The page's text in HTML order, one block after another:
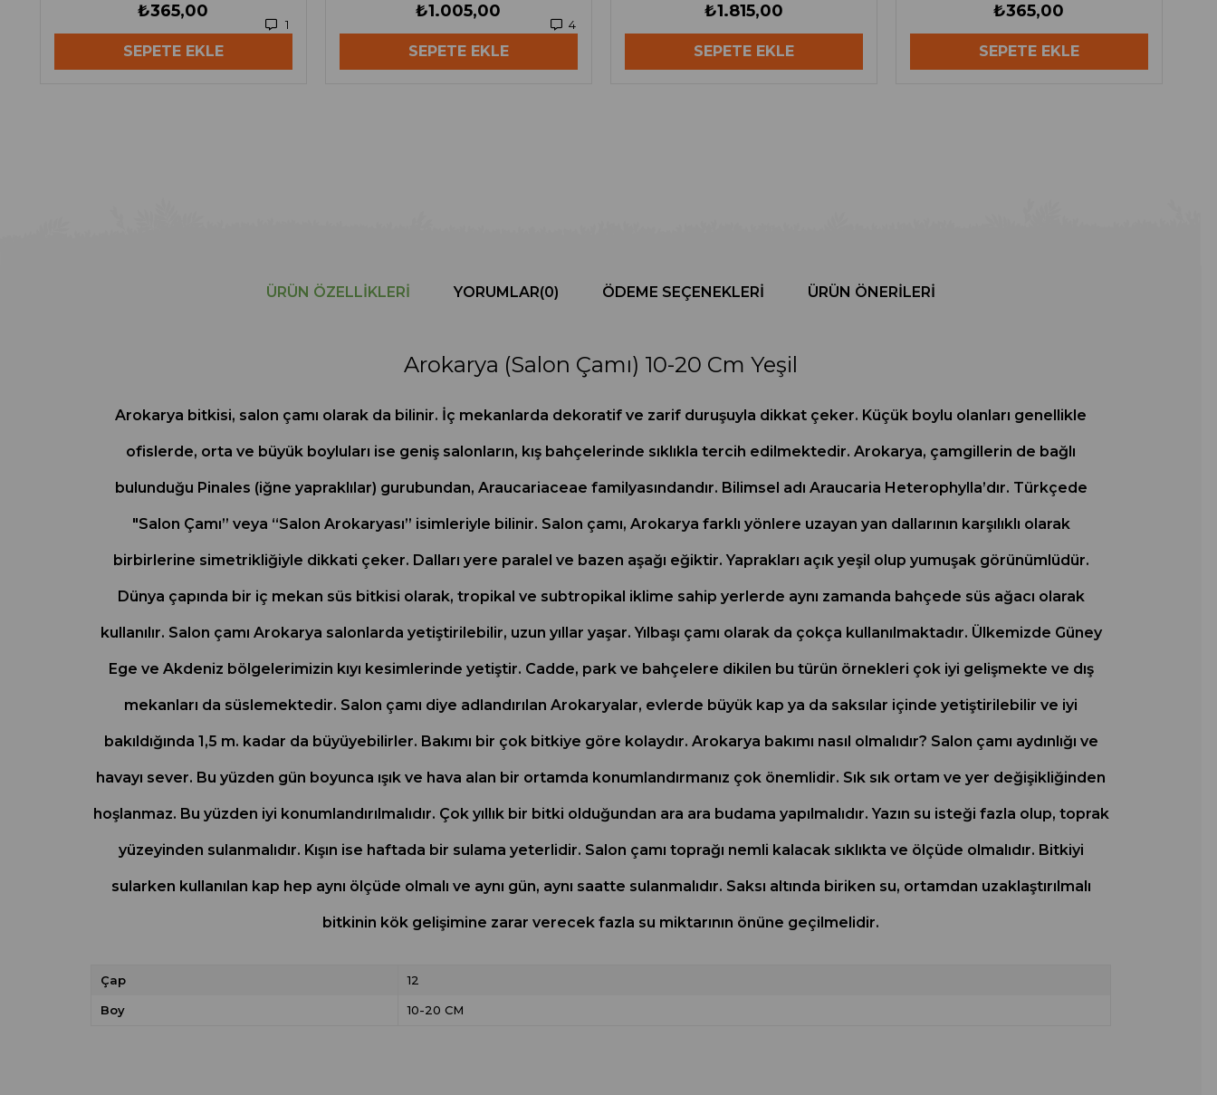
1
₺365,00
SEPETE EKLE
4
₺1.005,00
SEPETE EKLE
₺1.815,00
SEPETE EKLE
₺365,00
SEPETE EKLE
ÜRÜN ÖZELLIKLERI YORUMLAR(0) ÖDEME SEÇENEKLERI ÜRÜN ÖNERILERI
Arokarya (Salon Çamı) 10-20 Cm Yeşil
Arokarya bitkisi, salon çamı olarak da bilinir. İç mekanlarda dekoratif ve zarif duruşuyla dikkat çeker. Küçük boylu olanları genellikle
ofislerde, orta ve büyük boyluları ise geniş salonların, kış bahçelerinde sıklıkla tercih edilmektedir. Arokarya, çamgillerin de bağlı
bulunduğu Pinales (iğne yapraklılar) gurubundan, Araucariaceae familyasındandır. Bilimsel adı Araucaria Heterophylla’dır. Türkçede
"Salon Çamı” veya “Salon Arokaryası” isimleriyle bilinir. Salon çamı, Arokarya farklı yönlere uzayan yan dallarının karşılıklı olarak
birbirlerine simetrikliğiyle dikkati çeker. Dalları yere paralel ve bazen aşağı eğiktir. Yaprakları açık yeşil olup yumuşak görünümlüdür.
Dünya çapında bir iç mekan süs bitkisi olarak, tropikal ve subtropikal iklime sahip yerlerde aynı zamanda bahçede süs ağacı olarak
kullanılır. Salon çamı Arokarya salonlarda yetiştirilebilir, uzun yıllar yaşar. Yılbaşı çamı olarak da çokça kullanılmaktadır. Ülkemizde Güney
Ege ve Akdeniz bölgelerimizin kıyı kesimlerinde yetiştir. Cadde, park ve bahçelere dikilen bu türün örnekleri çok iyi gelişmekte ve dış
mekanları da süslemektedir. Salon çamı diye adlandırılan Arokaryalar, evlerde büyük kap ya da saksılar içinde yetiştirilebilir ve iyi
bakıldığında 1,5 m. kadar da büyüyebilirler. Bakımı bir çok bitkiye göre kolaydır. Arokarya bakımı nasıl olmalıdır? Salon çamı aydınlığı ve
havayı sever. Bu yüzden gün boyunca ışık ve hava alan bir ortamda konumlandırmanız çok önemlidir. Sık sık ortam ve yer değişikliğinden
hoşlanmaz. Bu yüzden iyi konumlandırılmalıdır. Çok yıllık bir bitki olduğundan ara ara budama yapılmalıdır. Yazın su isteği fazla olup, toprak
yüzeyinden sulanmalıdır. Kışın ise haftada bir sulama yeterlidir. Salon çamı toprağı nemli kalacak sıklıkta ve ölçüde olmalıdır. Bitkiyi
sularken kullanılan kap hep aynı ölçüde olmalı ve aynı gün, aynı saatte sulanmalıdır. Saksı altında biriken su, ortamdan uzaklaştırılmalı
bitkinin kök gelişimine zarar verecek fazla su miktarının önüne geçilmelidir.
Çap 12
Boy 10-20 CM